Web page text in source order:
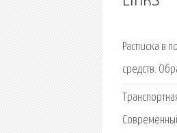
Расписка в
средств.